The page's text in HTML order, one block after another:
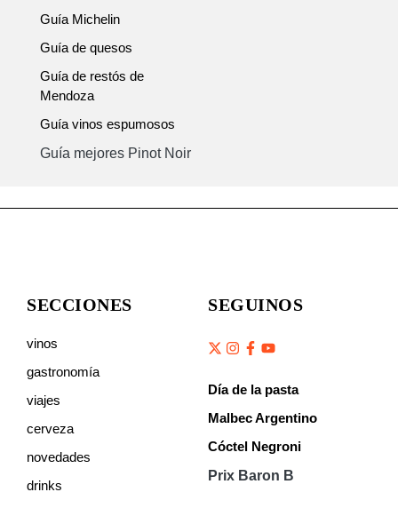
Guía Michelin
Guía de quesos
Guía de restós de
Mendoza
Guía vinos espumosos
Guía mejores Pinot Noir
SECCIONES
vinos
gastronomía
viajes
cerveza
novedades
drinks
SEGUINOS
Día de la pasta
Malbec Argentino
Cóctel Negroni
Prix Baron B